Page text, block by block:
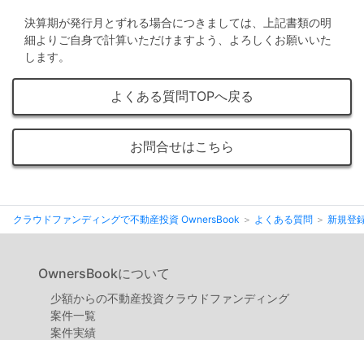
グ
で
不
動
投
OwnersBook
決算期が発行月とずれる場合につきましては、上記書類の明
細よりご自身で計算いただけますよう、よろしくお願いいた
します。
よくある質問TOPへ戻る
お問合せはこちら
クラウドファンディングで不動産投資 OwnersBook よくある質問 新規登
OwnersBookについて
少額からの不動産投資クラウドファンディング
案件⼀覧
案件実績